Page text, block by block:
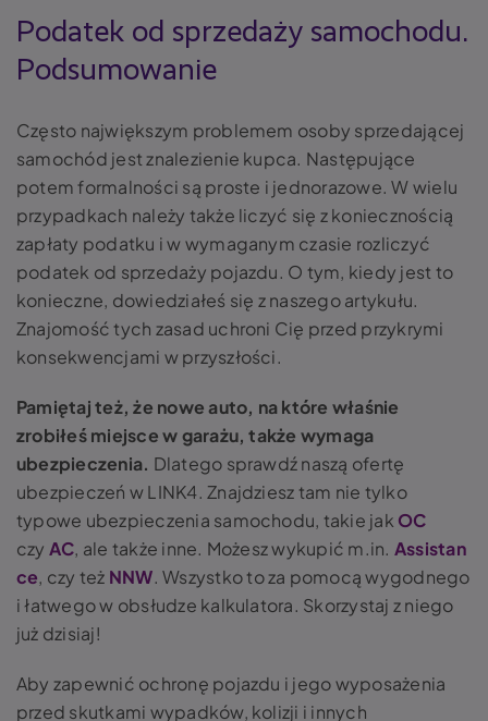
Podatek od sprzedaży samochodu.
Podsumowanie
Często największym problemem osoby sprzedającej
samochód jest znalezienie kupca. Następujące
potem formalności są proste i jednorazowe. W wielu
przypadkach należy także liczyć się z koniecznością
zapłaty podatku i w wymaganym czasie rozliczyć
podatek od sprzedaży pojazdu. O tym, kiedy jest to
konieczne, dowiedziałeś się z naszego artykułu.
Znajomość tych zasad uchroni Cię przed przykrymi
konsekwencjami w przyszłości.
Pamiętaj też, że nowe auto, na które właśnie
zrobiłeś miejsce w garażu, także wymaga
ubezpieczenia. Dlatego sprawdź naszą ofertę
ubezpieczeń w LINK4. Znajdziesz tam nie tylko
typowe ubezpieczenia samochodu, takie jak OC
czy AC, ale także inne. Możesz wykupić m.in. Assistan
ce, czy też NNW. Wszystko to za pomocą wygodnego
i łatwego w obsłudze kalkulatora. Skorzystaj z niego
już dzisiaj!
Aby zapewnić ochronę pojazdu i jego wyposażenia
przed skutkami wypadków, kolizji i innych